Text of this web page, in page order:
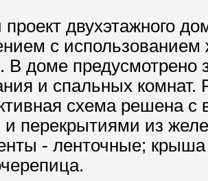
двухэтажного
с
В доме предусмотрено
и спальных
схема решена
перекрытиями из
- ленточные; крыша